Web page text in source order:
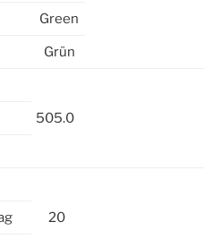
Green
Grün
505.0
20